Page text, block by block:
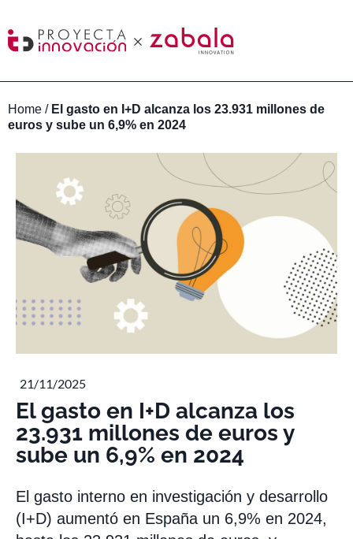
Home / El gasto en I+D alcanza los 23.931 millones de
euros y sube un 6,9% en 2024
21/11/2025
El gasto en I+D alcanza los
23.931 millones de euros y
sube un 6,9% en 2024
El gasto interno en investigación y desarrollo
(I+D) aumentó en España un 6,9% en 2024,